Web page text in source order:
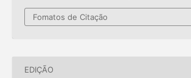
Fomatos de Citação
EDIÇÃO